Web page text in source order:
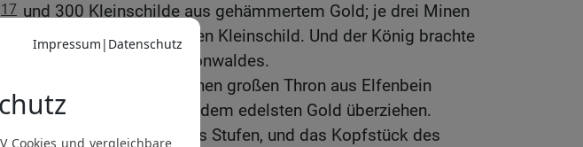
17 und 300 Kleinschilde aus gehämmertem Gold; je drei Minen
Gold verwendete er für einen Kleinschild. Und der König brachte
sie in das Haus des Libanonwaldes.
Ferner ließ der König einen großen Thron aus Elfenbein
anfertigen und ließ ihn mit dem edelsten Gold überziehen.
Dieser Thron hatte sechs Stufen, und das Kopfstück des